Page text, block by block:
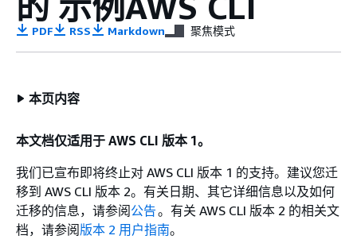
PDF RSS Markdown 聚焦模式
本页内容
本文档仅适用于 AWS CLI 版本 1。
我们已宣布即将终止对 AWS CLI 版本 1 的支持。建议您迁
移到 AWS CLI 版本 2。有关日期、其它详细信息以及如何
迁移的信息，请参阅公告。有关 AWS CLI 版本 2 的相关文
档，请参阅版本 2 用户指南。